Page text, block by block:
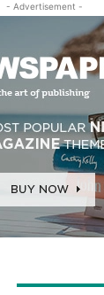
- Advertisement -